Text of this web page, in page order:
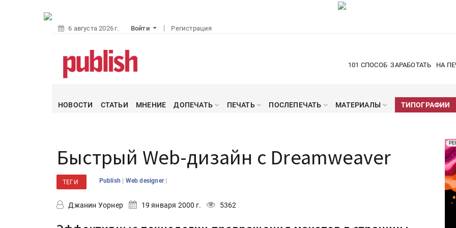
6 августа 2026 г. Войти Регистрация
101 СПОСОБ ЗАРАБОТАТЬ НА
НОВОСТИ СТАТЬИ МНЕНИЕ ДОПЕЧАТЬ ПЕЧАТЬ ПОСЛЕПЕЧАТЬ МАТЕРИАЛЫ ТИПОГРАФИИ
Быстрый Web-дизайн с Dreamweaver
ТЕГИ Publish | Web designer |
Джанин Уорнер 19 января 2000 г. 5362